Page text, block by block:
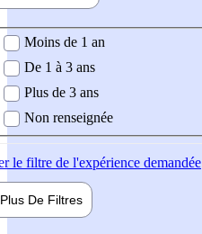
demandée
Moins de 1 an
De 1 à 3 ans
Plus de 3 ans
Non renseignée
le filtre de l'expérience demandée
Plus De Filtres